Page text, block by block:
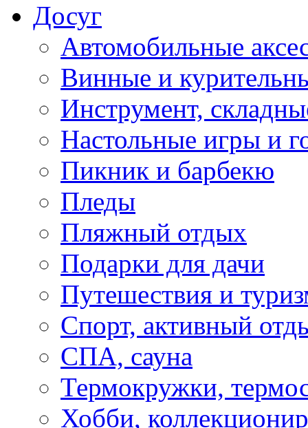
Досуг
Автомобильные
Винные и
Инструмент,
Настольные игры и
Пикник и барбекю
Пледы
Пляжный отдых
Подарки для дачи
Путешествия и
Спорт, активный
СПА, сауна
Термокружки,
Хобби,